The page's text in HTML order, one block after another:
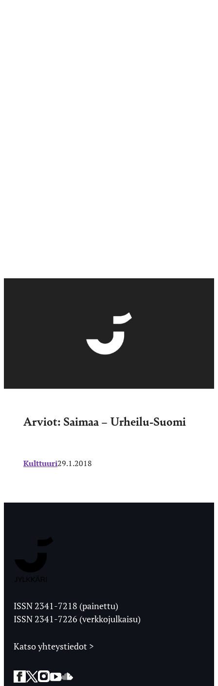
Arviot: Saimaa – Urheilu-Suomi
Kulttuuri29.1.2018
Ylioppilaslehti
ISSN 2341-7218 (painettu)
ISSN 2341-7226 (verkkojulkaisu)
Katso yhteystiedot >
Facebook
Twitter
Instagram
YouTube
SoundCloud